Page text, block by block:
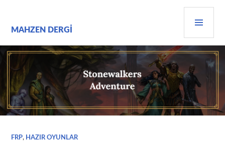
MAHZEN DERGI
FRP, HAZIR OYUNLAR